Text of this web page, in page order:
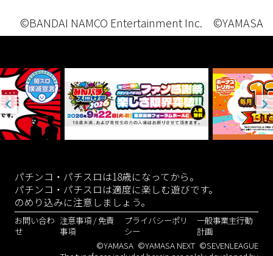
©BANDAI NAMCO Entertainment Inc. ©YAMASA
パチンコ・パチスロは18歳になってから。
パチンコ・パチスロは適度に楽しむ遊びです。
のめり込みに注意しましょう。
お問い合わ
せ
注意事項 / 免責
事項
プライバシーポリ
シー
一般事業主行動
計画
©YAMASA ©YAMASA NEXT ©SEVENLEAGUE